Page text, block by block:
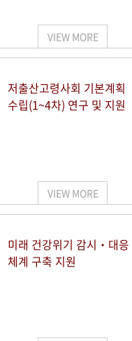
VIEW MORE
저출산고령사회 기본계획
수립(1~4차) 연구 및 지원
VIEW MORE
미래 건강위기 감시‧대응
체계 구축 지원